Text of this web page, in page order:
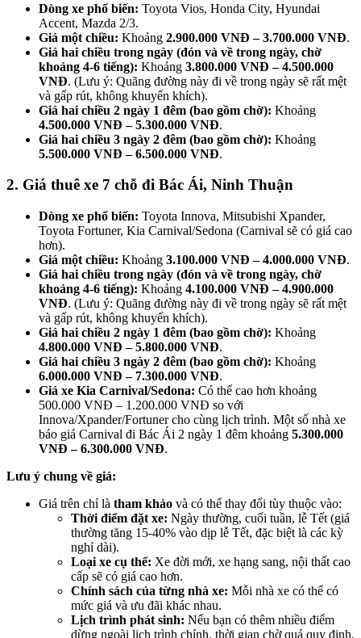
Dòng xe phổ biến: Toyota Vios, Honda City, Hyundai
Accent, Mazda 2/3.
Giá một chiều: Khoảng 2.900.000 VNĐ – 3.700.000 VNĐ.
Giá hai chiều trong ngày (đón và về trong ngày, chờ
khoảng 4-6 tiếng): Khoảng 3.800.000 VNĐ – 4.500.000
VNĐ. (Lưu ý: Quãng đường này đi về trong ngày sẽ rất mệt
và gấp rút, không khuyến khích).
Giá hai chiều 2 ngày 1 đêm (bao gồm chờ): Khoảng
4.500.000 VNĐ – 5.300.000 VNĐ.
Giá hai chiều 3 ngày 2 đêm (bao gồm chờ): Khoảng
5.500.000 VNĐ – 6.500.000 VNĐ.
2. Giá thuê xe 7 chỗ đi Bác Ái, Ninh Thuận
Dòng xe phổ biến: Toyota Innova, Mitsubishi Xpander,
Toyota Fortuner, Kia Carnival/Sedona (Carnival sẽ có giá cao
hơn).
Giá một chiều: Khoảng 3.100.000 VNĐ – 4.000.000 VNĐ.
Giá hai chiều trong ngày (đón và về trong ngày, chờ
khoảng 4-6 tiếng): Khoảng 4.100.000 VNĐ – 4.900.000
VNĐ. (Lưu ý: Quãng đường này đi về trong ngày sẽ rất mệt
và gấp rút, không khuyến khích).
Giá hai chiều 2 ngày 1 đêm (bao gồm chờ): Khoảng
4.800.000 VNĐ – 5.800.000 VNĐ.
Giá hai chiều 3 ngày 2 đêm (bao gồm chờ): Khoảng
6.000.000 VNĐ – 7.300.000 VNĐ.
Giá xe Kia Carnival/Sedona: Có thể cao hơn khoảng
500.000 VNĐ – 1.200.000 VNĐ so với
Innova/Xpander/Fortuner cho cùng lịch trình. Một số nhà xe
báo giá Carnival đi Bác Ái 2 ngày 1 đêm khoảng 5.300.000
VNĐ – 6.300.000 VNĐ.
Lưu ý chung về giá:
Giá trên chỉ là tham khảo và có thể thay đổi tùy thuộc vào:
Thời điểm đặt xe: Ngày thường, cuối tuần, lễ Tết (giá
thường tăng 15-40% vào dịp lễ Tết, đặc biệt là các kỳ
nghỉ dài).
Loại xe cụ thể: Xe đời mới, xe hạng sang, nội thất cao
cấp sẽ có giá cao hơn.
Chính sách của từng nhà xe: Mỗi nhà xe có thể có
mức giá và ưu đãi khác nhau.
Lịch trình phát sinh: Nếu bạn có thêm nhiều điểm
dừng ngoài lịch trình chính, thời gian chờ quá quy định,